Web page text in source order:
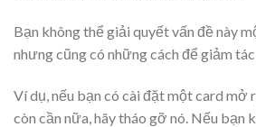
Bạn không thể giải quyết vấn đề này
nhưng cũng có những cách để giảm
Ví dụ, nếu bạn có cài đặt một card mở
còn cần nữa, hãy tháo gỡ nó. Nếu bạn